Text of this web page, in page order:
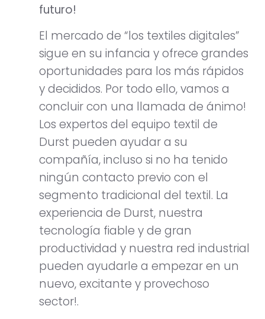
futuro!
El mercado de “los textiles digitales”
sigue en su infancia y ofrece grandes
oportunidades para los más rápidos
y decididos. Por todo ello, vamos a
concluir con una llamada de ánimo!
Los expertos del equipo textil de
Durst pueden ayudar a su
compañía, incluso si no ha tenido
ningún contacto previo con el
segmento tradicional del textil. La
experiencia de Durst, nuestra
tecnología fiable y de gran
productividad y nuestra red industrial
pueden ayudarle a empezar en un
nuevo, excitante y provechoso
sector!.